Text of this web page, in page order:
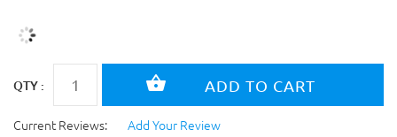
QTY :
Current Reviews: Add Your Review